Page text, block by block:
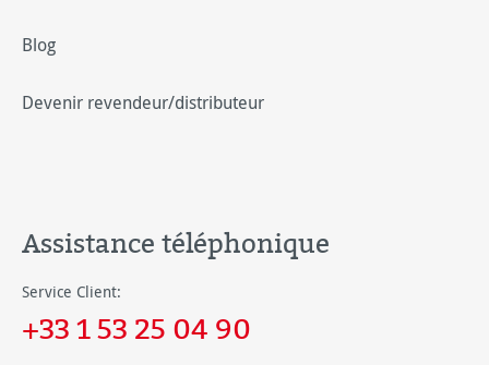
Blog
Devenir revendeur/distributeur
Assistance téléphonique
Service Client:
+33 1 53 25 04 90